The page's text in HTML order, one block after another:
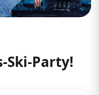
Ski-Party!